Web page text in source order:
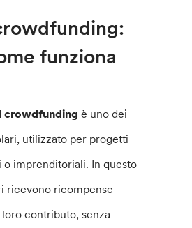
funziona
crowdfunding è uno dei
utilizzato per progetti
imprenditoriali. In questo
ricevono ricompense
contributo, senza